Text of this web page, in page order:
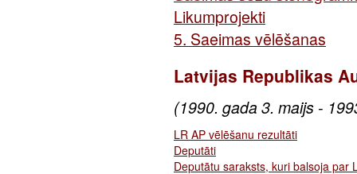
Likumprojekti
5. Saeimas vēlēšanas
Latvijas Republikas
(1990. gada 3. maijs -
LR AP vēlēšanu rezultāti
Deputāti
Deputātu saraksts, kuri balsoja par